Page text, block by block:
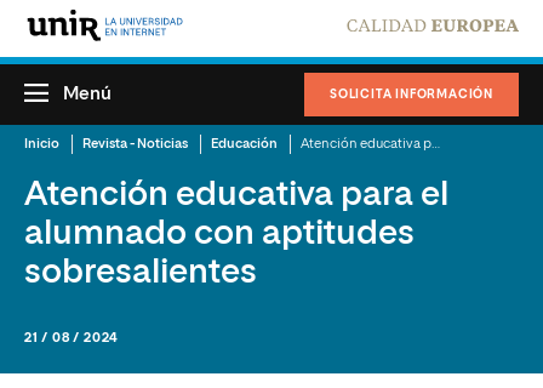
SOLICITA INFORMACIÓN
Menú
Inicio Revista - Noticias Educación
Atención educativa para el
alumnado con aptitudes
sobresalientes
21 / 08 / 2024